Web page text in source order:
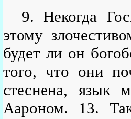
9. Некогда
этому
будет ли он
того, что они
стеснена, язык
Аароном. 13.